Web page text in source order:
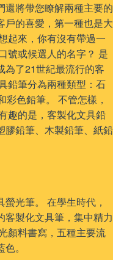
還將帶您瞭解兩種主要的
戶的喜愛，第一種也是大
起來，你有沒有帶過一
號或候選人的名字？ 是
為了21世紀最流行的客
鉛筆分為兩種類型：石
色鉛筆。 不管怎樣，
趣的是，客製化文具鉛
膠鉛筆、木製鉛筆、紙鉛
光筆。 在學生時代，
製化文具筆，集中精力
顏料書寫，五種主要流
。